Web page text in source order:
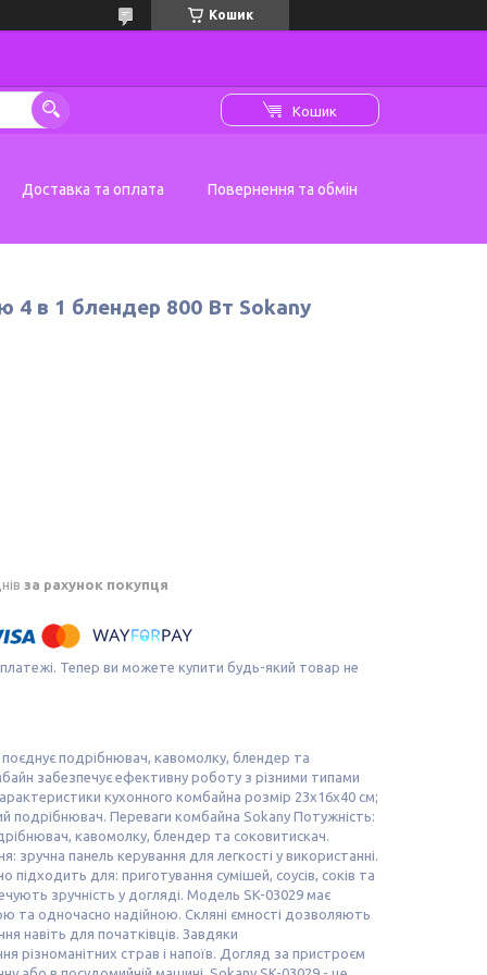
Кошик
Кошик
Доставка та оплата Повернення та обмін
4 в 1 блендер 800 Вт Sokany
за рахунок покупця
платежі. Тепер ви можете купити будь-який товар не
подрібнювач, кавомолку, блендер та
забезпечує ефективну роботу з різними типами
кухонного комбайна розмір 23х16х40 см;
подрібнювач. Переваги комбайна Sokany Потужність:
кавомолку, блендер та соковитискач.
зручна панель керування для легкості у використанні.
для: приготування сумішей, соусів, соків та
зручність у догляді. Модель SK-03029 має
та одночасно надійною. Скляні ємності дозволяють
навіть для початківців. Завдяки
різноманітних страв і напоїв. Догляд за пристроєм